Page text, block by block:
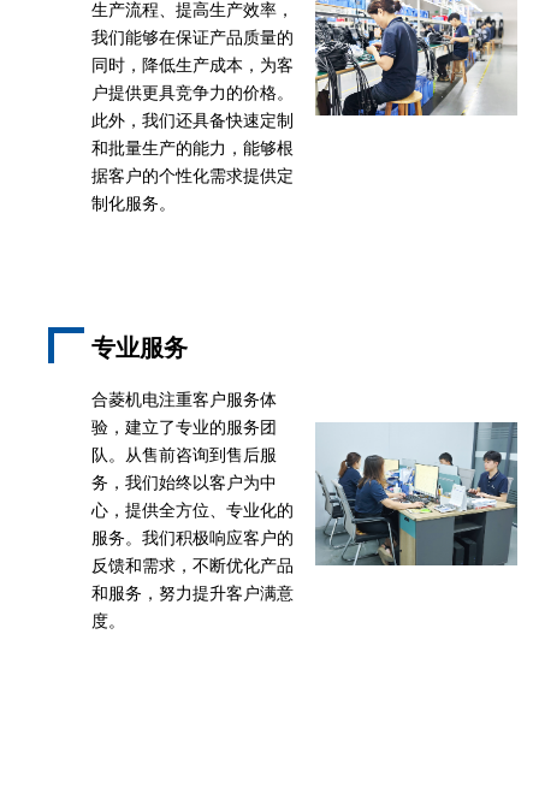
生产流程、提高生产效率，
我们能够在保证产品质量的
同时，降低生产成本，为客
户提供更具竞争力的价格。
此外，我们还具备快速定制
和批量生产的能力，能够根
据客户的个性化需求提供定
制化服务。
专业服务
合菱机电注重客户服务体
验，建立了专业的服务团
队。从售前咨询到售后服
务，我们始终以客户为中
心，提供全方位、专业化的
服务。我们积极响应客户的
反馈和需求，不断优化产品
和服务，努力提升客户满意
度。